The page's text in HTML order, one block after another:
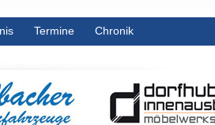
Termine Chronik